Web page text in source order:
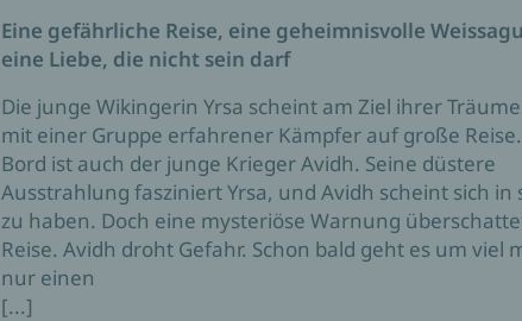
Eine gefährliche Reise, eine geheimnisvolle
eine Liebe, die nicht sein darf
Die junge Wikingerin Yrsa scheint am Ziel ihrer
mit einer Gruppe erfahrener Kämpfer auf große
Bord ist auch der junge Krieger Avidh. Seine düstere
Ausstrahlung fasziniert Yrsa, und Avidh scheint sich in
zu haben. Doch eine mysteriöse Warnung
Reise. Avidh droht Gefahr. Schon bald geht es um viel
nur einen
[...]